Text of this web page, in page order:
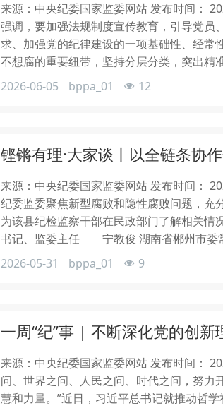
来源：中央纪委国家监委网站 发布时间：
强调，要加强法规制度宣传教育，引导党员
求、加强党的纪律建设的一项基础性、经常
不想腐的重要纽带，坚持分层分类，突出精
2026-06-05
bppa_01 12
铿锵有理·大家谈丨以全链条协
来源：中央纪委国家监委网站 发布时间：
纪委监委聚焦新型腐败和隐性腐败问题，充
为该县纪检监察干部在民政部门了解相
书记、监委主任 宁教俊 湖南省郴州市
2026-05-31
bppa_01 9
一周“纪”事 | 不断深化党的创
来源：中央纪委国家监委网站 发布时间：
问、世界之问、人民之问、时代之问，努
慧和力量。”近日，习近平总书记就推动哲